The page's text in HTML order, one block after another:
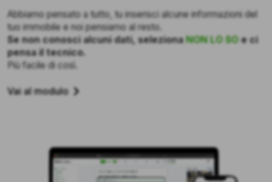
Abbiamo pensato a tutto, tu inserisci alcune informazioni del
tuo immobile e noi pensiamo al resto.
Se non conosci alcuni dati, selezionaNON LO SOe ci
pensa il tecnico.
Più facile di così.
Vai al modulo